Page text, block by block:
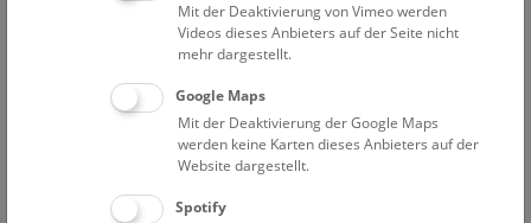
Mit der Deaktivierung von Vimeo werden
Videos dieses Anbieters auf der Seite nicht
mehr dargestellt.
Google Maps
Mit der Deaktivierung der Google Maps
werden keine Karten dieses Anbieters auf der
Website dargestellt.
Spotify